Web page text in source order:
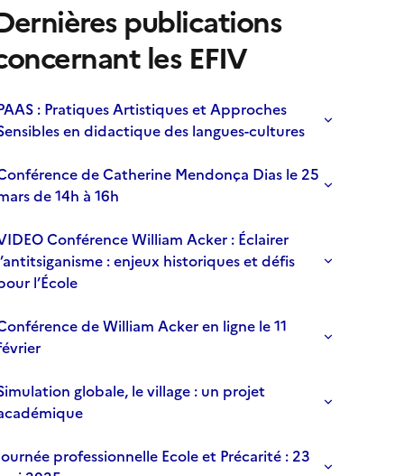
publications
les EFIV
: Pratiques Artistiques et Approches
en didactique des langues-cultures
de Catherine Mendonça Dias le 25
de 14h à 16h
Conférence William Acker : Éclairer
: enjeux historiques et défis
l’École
de William Acker en ligne le 11
globale, le village : un projet
professionnelle Ecole et Précarité : 23